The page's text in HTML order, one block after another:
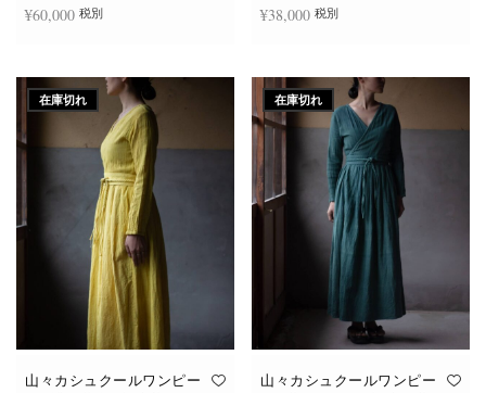
¥60,000 税別 ¥38,000 税別
在庫切れ
山々カシュクールワンピー
在庫切れ
山々カシュクールワンピー